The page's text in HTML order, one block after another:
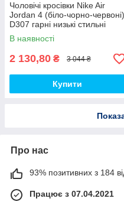
Чоловічі кросівки Nike Air
Jordan 4 (біло-чорно-червоні)
D307 гарні низькі стильні
кроси топ
В наявності
2 130,80 ₴ 3 044 ₴
Купити
Про нас
93% позитивних з 184
Працює з 07.04.2021